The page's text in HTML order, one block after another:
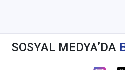
SOSYAL MEDYA’DA